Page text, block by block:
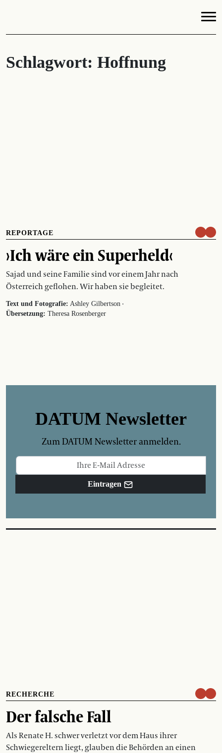
Schlagwort: Hoffnung
REPORTAGE
›Ich wäre ein Superheld‹
Sajad und seine Familie sind vor einem Jahr nach
Österreich geflohen. Wir haben sie begleitet.
Text und Fotografie: Ashley Gilbertson ·
Übersetzung: Theresa Rosenberger
DATUM Newsletter
Zum DATUM Newsletter anmelden.
Eintragen
RECHERCHE
Der falsche Fall
Als Renate H. schwer verletzt vor dem Haus ihrer
Schwiegereltern liegt, glauben die Behörden an einen